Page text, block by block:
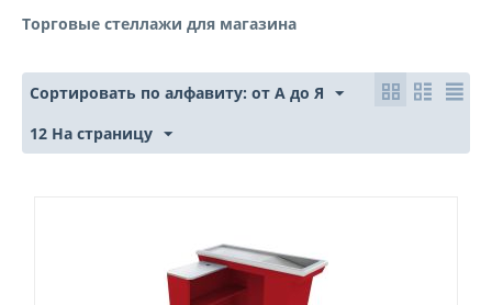
Торговые стеллажи для магазина
Сортировать по алфавиту: от А до Я
12 На страницу